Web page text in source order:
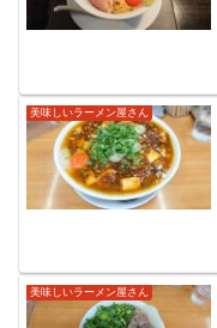
美味しいラーメン屋さん
美味しいラーメン屋さん